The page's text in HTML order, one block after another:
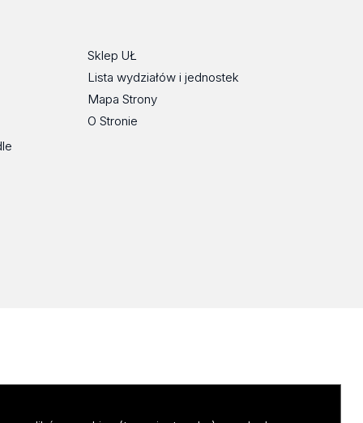
Sklep UŁ
Lista wydziałów i jednostek
Mapa Strony
O Stronie